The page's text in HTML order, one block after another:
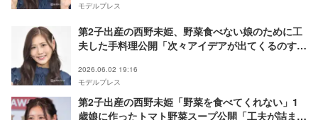
モデルプレス
第2子出産の西野未姫、野菜食べない娘のために工
夫した手料理公開「次々アイデアが出てくるのすご
2026.06.02 19:16
モデルプレス
第2子出産の西野未姫「野菜を食べてくれない」1
歳娘に作ったトマト野菜スープ公開「工夫が詰まっ